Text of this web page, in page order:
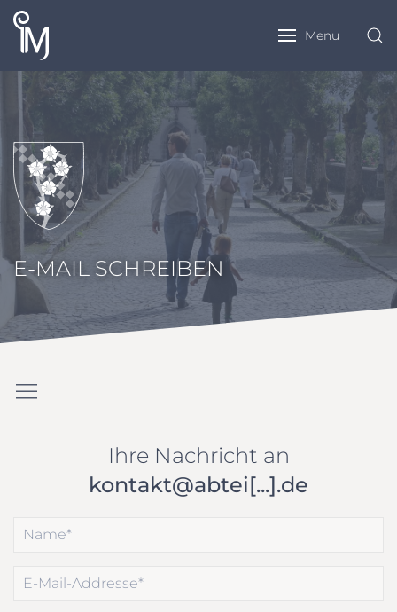
Menu
E-MAIL SCHREIBEN
Ihre Nachricht an
kontakt@abtei[...].de